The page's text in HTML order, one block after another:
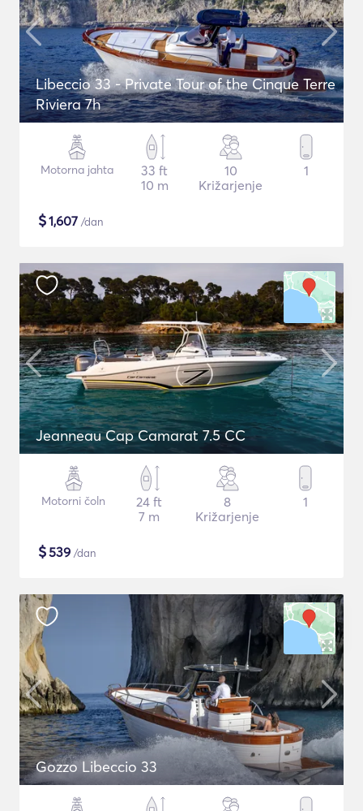
Libeccio 33 - Private Tour of the Cinque Terre
Riviera 7h
Motorna jahta
33 ft
10 m
10
Križarjenje
1
$1,607 /dan
Jeanneau Cap Camarat 7.5 CC
Motorni čoln
24 ft
7 m
8
Križarjenje
1
$539 /dan
Gozzo Libeccio 33